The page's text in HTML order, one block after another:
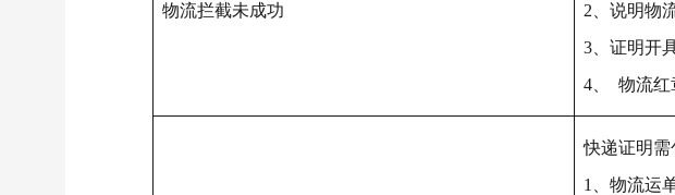
物流拦截未成功
2、说明物
3、证明开
4、 物流红
快递证明需
1、物流运